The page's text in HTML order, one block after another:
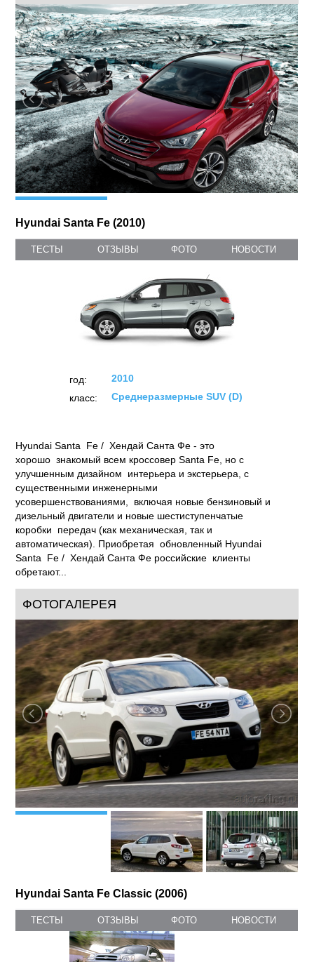
третьего поколения состоялась в городе Нью-Йорк в 2012
году. В сравнении с предыдущими версиями этой модели,
последняя модификация автомобиля не только обрела
новый дизайн, но и солидно прибавила в габаритах. Теперь
автомобиль Hyundai Santa Fe по праву завоевал звание
«среднегабаритного внедорожника класса «К2».
С экстерьером автомобиля практически все ясно:
производитель в ходе создания использовал совершенно
новую платформу, новые дизайнерские...
ФОТОГАЛЕРЕЯ
Hyundai Santa Fe (2010)
ТЕСТЫ ОТЗЫВЫ
класс:
Среднеразмерные SUV (D)
Hyundai Santa Fe / Хендай Санта Фе - это
хорошо знакомый всем кроссовер Santa Fe, но с
улучшенным дизайном интерьера и экстерьера, с
существенными инженерными
усовершенствованиями, включая новые бензиновый и
дизельный двигатели и новые шестиступенчатые
коробки передач (как механическая, так и
автоматическая). Приобретая обновленный Hyundai
Santa Fe / Хендай Санта Фе российские клиенты
обретают...
ФОТОГАЛЕРЕЯ